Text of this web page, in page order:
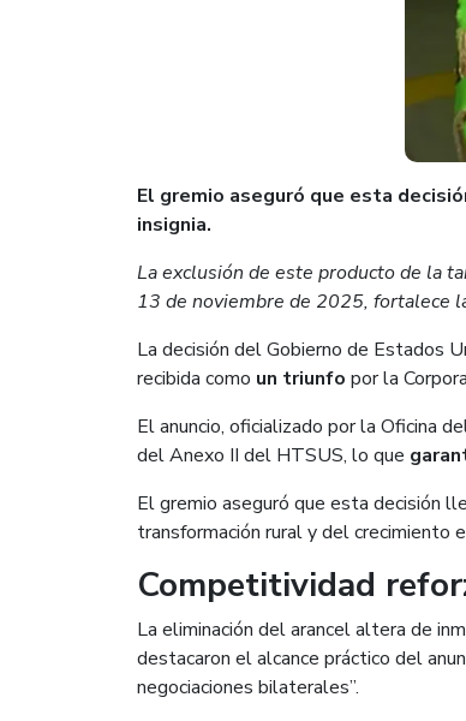
El gremio aseguró que esta
insignia.
La exclusión de este producto de la
13 de noviembre de 2025, fortalece
La decisión del Gobierno de Estados
recibida como un triunfo por la
El anuncio, oficializado por la Oficina
del Anexo II del HTSUS, lo que
El gremio aseguró que esta decisión
transformación rural y del crecimiento
Competitividad
La eliminación del arancel altera de
destacaron el alcance práctico del
negociaciones bilaterales”.